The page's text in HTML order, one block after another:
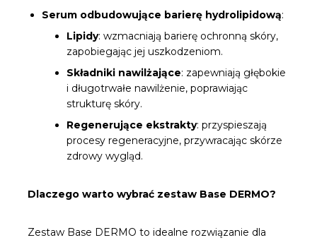
Serum odbudowujące barierę hydrolipidową:
Lipidy: wzmacniają barierę ochronną skóry,
zapobiegając jej uszkodzeniom.
Składniki nawilżające: zapewniają głębokie
i długotrwałe nawilżenie, poprawiając
strukturę skóry.
Regenerujące ekstrakty: przyspieszają
procesy regeneracyjne, przywracając skórze
zdrowy wygląd.
Dlaczego warto wybrać zestaw Base DERMO?
Zestaw Base DERMO to idealne rozwiązanie dla